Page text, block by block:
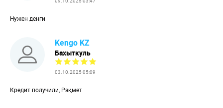
Нужен денги
Kengo KZ
Бахыткуль
03.10.2025 05:09
Кредит получили, Рақмет